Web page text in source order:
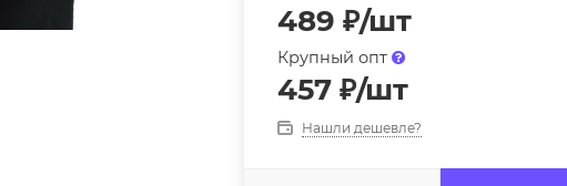
489 ₽/шт
Крупный опт
457 ₽/шт
Нашли дешевле?